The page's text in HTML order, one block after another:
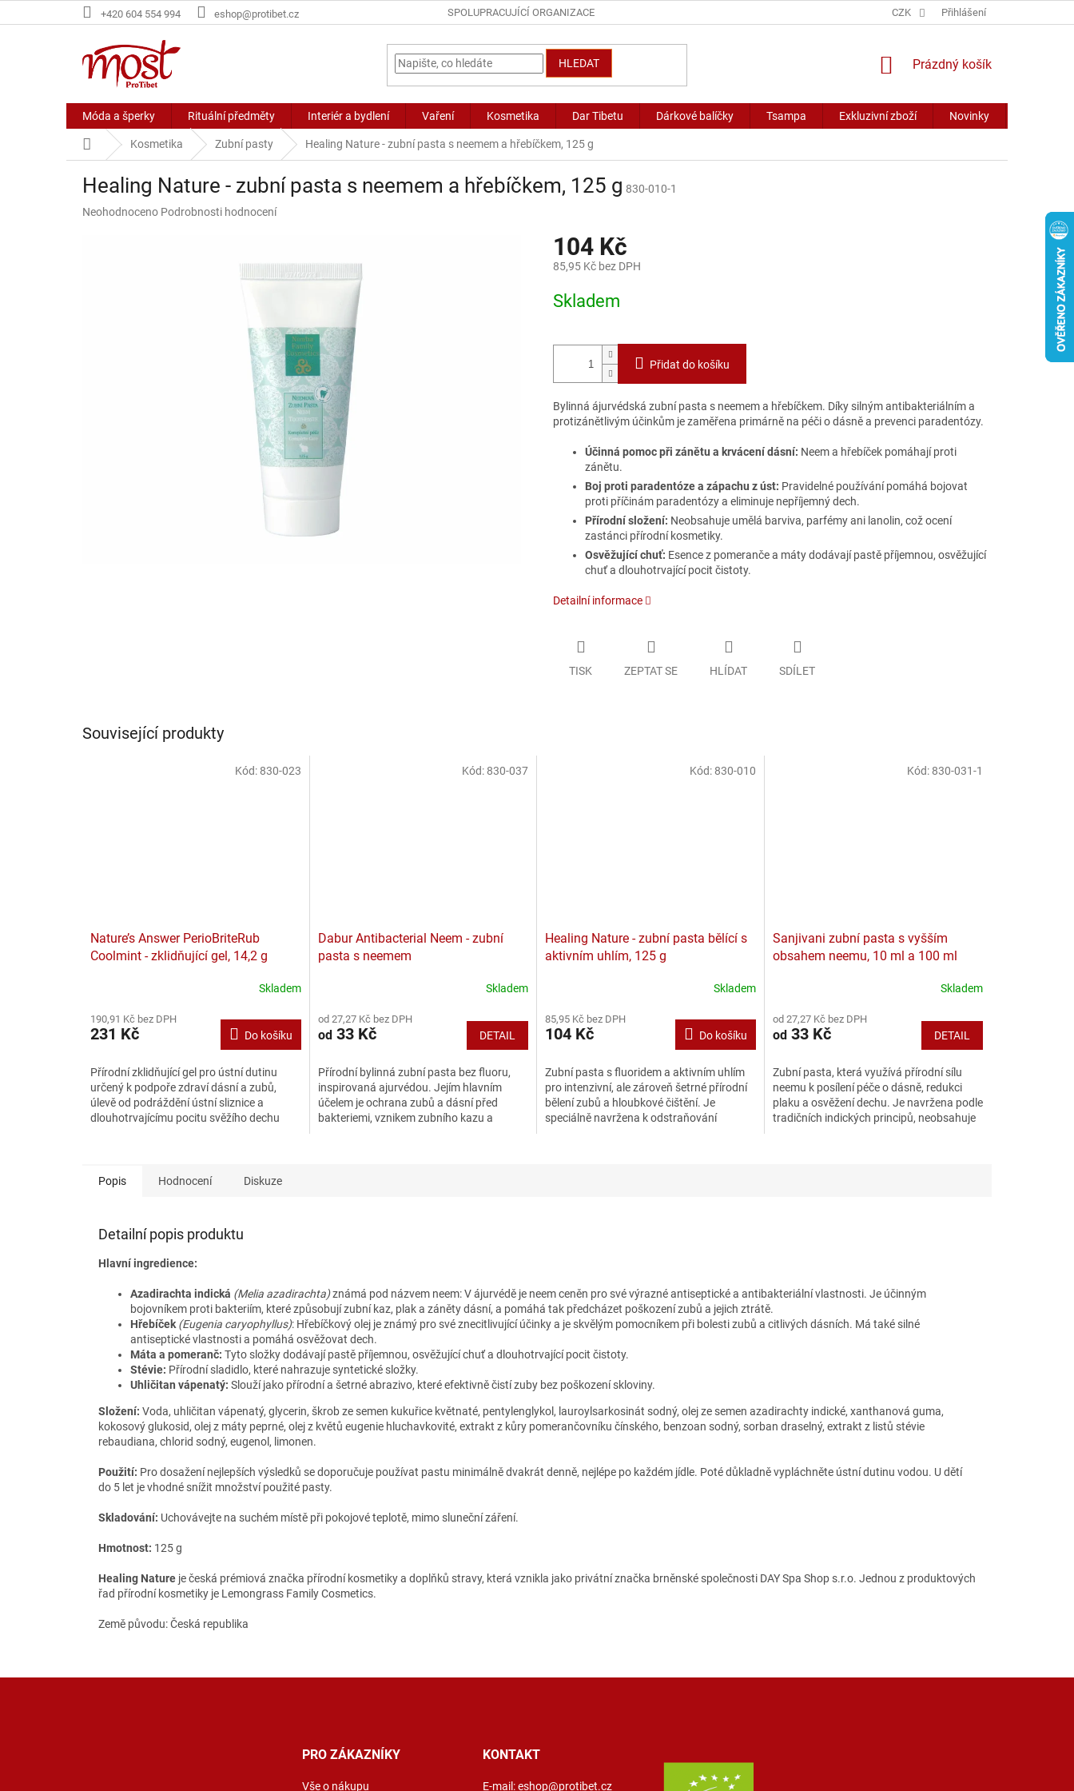
na
+420 604 554 994 eshop@protibet.cz SPOLUPRACUJÍCÍ ORGANIZACE CZK Přihlášení
HLEDAT
NÁKUPNÍ
Prázdný košík
Móda a šperky Rituální předměty Interiér a bydlení Vaření Kosmetika Dar Tibetu Dárkové balíčky Tsampa Exkluzivní zboží Novinky
Domů Kosmetika Zubní pasty Healing Nature - zubní pasta s neemem a hřebíčkem, 125 g
Healing Nature - zubní pasta s neemem a hřebíčkem, 125 g 830-010-1
Průměrné
Neohodnoceno Podrobnosti hodnocení
104 Kč
85,95 Kč bez DPH
cena:
Skladem
Přidat do košíku
Bylinná ájurvédská zubní pasta s neemem a hřebíčkem. Díky silným antibakteriálním a
protizánětlivým účinkům je zaměřena primárně na péči o dásně a prevenci paradentózy.
Účinná pomoc při zánětu a krvácení dásní: Neem a hřebíček pomáhají proti
zánětu.
Boj proti paradentóze a zápachu z úst: Pravidelné používání pomáhá bojovat
proti příčinám paradentózy a eliminuje nepříjemný dech.
Přírodní složení: Neobsahuje umělá barviva, parfémy ani lanolin, což ocení
zastánci přírodní kosmetiky.
Osvěžující chuť: Esence z pomeranče a máty dodávají pastě příjemnou, osvěžující
chuť a dlouhotrvající pocit čistoty.
Detailní informace
TISK ZEPTAT SE HLÍDAT SDÍLET
Související produkty
Nature’s Answer PerioBriteRub
Coolmint - zklidňující gel, 14,2 g
Skladem
190,91 Kč bez DPH
231 Kč Do košíku
Přírodní zklidňující gel pro ústní dutinu
určený k podpoře zdraví dásní a zubů,
úlevě od podráždění ústní sliznice a
dlouhotrvajícímu pocitu svěžího dechu
Kód: 830-023
Dabur Antibacterial Neem - zubní
pasta s neemem
Skladem
od 27,27 Kč bez DPH
od33 Kč DETAIL
Přírodní bylinná zubní pasta bez fluoru,
inspirovaná ajurvédou. Jejím hlavním
účelem je ochrana zubů a dásní před
bakteriemi, vznikem zubního kazu a
Kód: 830-037
Healing Nature - zubní pasta bělící s
aktivním uhlím, 125 g
Skladem
85,95 Kč bez DPH
104 Kč Do košíku
Zubní pasta s fluoridem a aktivním uhlím
pro intenzivní, ale zároveň šetrné přírodní
bělení zubů a hloubkové čištění. Je
speciálně navržena k odstraňování
Kód: 830-010
Sanjivani zubní pasta s vyšším
obsahem neemu, 10 ml a 100 ml
Skladem
od 27,27 Kč bez DPH
od33 Kč DETAIL
Zubní pasta, která využívá přírodní sílu
neemu k posílení péče o dásně, redukci
plaku a osvěžení dechu. Je navržena podle
tradičních indických principů, neobsahuje
Kód: 830-031-1
Popis Hodnocení Diskuze
Detailní popis produktu
Hlavní ingredience:
Azadirachta indická (Melia azadirachta)známá pod názvem neem: V ájurvédě je neem ceněn pro své výrazné antiseptické a antibakteriální vlastnosti. Je účinným
bojovníkem proti bakteriím, které způsobují zubní kaz, plak a záněty dásní, a pomáhá tak předcházet poškození zubů a jejich ztrátě.
Hřebíček (Eugenia caryophyllus): Hřebíčkový olej je známý pro své znecitlivující účinky a je skvělým pomocníkem při bolesti zubů a citlivých dásních. Má také silné
antiseptické vlastnosti a pomáhá osvěžovat dech.
Máta a pomeranč: Tyto složky dodávají pastě příjemnou, osvěžující chuť a dlouhotrvající pocit čistoty.
Stévie: Přírodní sladidlo, které nahrazuje syntetické složky.
Uhličitan vápenatý: Slouží jako přírodní a šetrné abrazivo, které efektivně čistí zuby bez poškození skloviny.
Složení: Voda, uhličitan vápenatý, glycerin, škrob ze semen kukuřice květnaté, pentylenglykol, lauroylsarkosinát sodný, olej ze semen azadirachty indické, xanthanová guma,
kokosový glukosid, olej z máty peprné, olej z květů eugenie hluchavkovité, extrakt z kůry pomerančovníku čínského, benzoan sodný, sorban draselný, extrakt z listů stévie
rebaudiana, chlorid sodný, eugenol, limonen.
Použití: Pro dosažení nejlepších výsledků se doporučuje používat pastu minimálně dvakrát denně, nejlépe po každém jídle. Poté důkladně vypláchněte ústní dutinu vodou. U dětí
do 5 let je vhodné snížit množství použité pasty.
Skladování: Uchovávejte na suchém místě při pokojové teplotě, mimo sluneční záření.
Hmotnost: 125 g
Healing Nature je česká prémiová značka přírodní kosmetiky a doplňků stravy, která vznikla jako privátní značka brněnské společnosti DAY Spa Shop s.r.o. Jednou z produktových
řad přírodní kosmetiky je Lemongrass Family Cosmetics.
Země původu: Česká republika
PRO ZÁKAZNÍKY
Vše o nákupu
KONTAKT
E-mail:eshop@protibet.cz